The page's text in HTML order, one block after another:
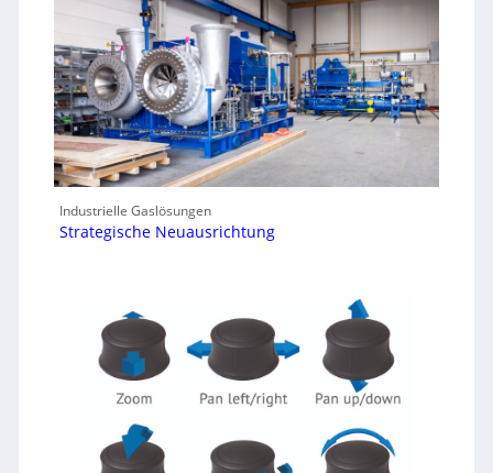
Industrielle Gaslösungen
Strategische Neuausrichtung